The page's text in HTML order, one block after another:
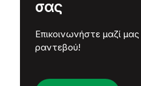
σας
Επικοινωνήστε μαζί
ραντεβού!